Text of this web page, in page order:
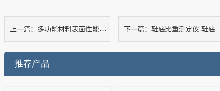
上一篇： 多功能材料表面性能综合测试仪 下一篇： 鞋底比重测定仪 鞋底比重测试仪 鞋类微孔鞋底密度测定仪
推荐产品